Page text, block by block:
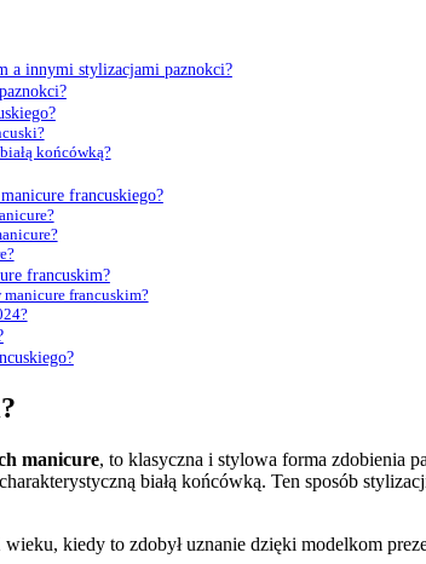
a innymi stylizacjami paznokci?
końcówką?
francuskiego?
francuskim?
manicure francuskim?
manicure, to klasyczna i stylowa forma zdobienia
białą końcówką. Ten sposób
kiedy to zdobył uznanie dzięki modelkom